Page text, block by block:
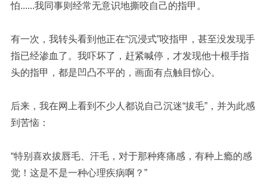
怕......我同事则经常无意识地撕咬自己的指甲。
有一次，我转头看到他正在“沉浸式”咬指甲，甚至没发现手
指已经渗血了。我吓坏了，赶紧喊停，才发现他十根手指
头的指甲，都是凹凸不平的，画面有点触目惊心。
后来，我在网上看到不少人都说自己沉迷“拔毛”，并为此感
到苦恼：
“特别喜欢拔唇毛、汗毛，对于那种疼痛感，有种上瘾的感
觉！这是不是一种心理疾病啊？”